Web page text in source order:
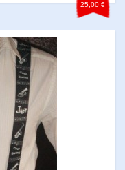
25,00 €